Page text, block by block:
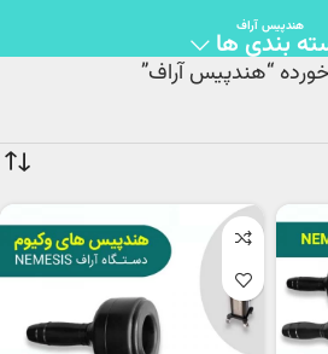
هندپیس آراف
بندی ها
“هندپیس آراف”